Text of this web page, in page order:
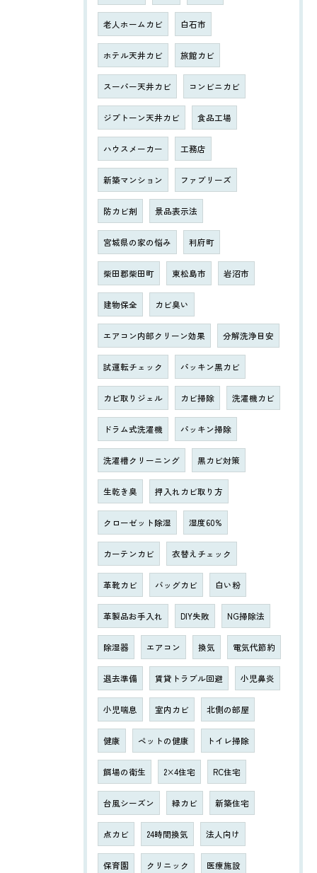
老人ホームカビ 白石市
ホテル天井カビ 旅館カビ
スーパー天井カビ コンビニカビ
ジプトーン天井カビ 食品工場
ハウスメーカー 工務店
新築マンション ファブリーズ
防カビ剤 景品表示法
宮城県の家の悩み 利府町
柴田郡柴田町 東松島市 岩沼市
建物保全 カビ臭い
エアコン内部クリーン効果 分解洗浄目安
試運転チェック パッキン黒カビ
カビ取りジェル カビ掃除 洗濯機カビ
ドラム式洗濯機 パッキン掃除
洗濯槽クリーニング 黒カビ対策
生乾き臭 押入れカビ取り方
クローゼット除湿 湿度60%
カーテンカビ 衣替えチェック
革靴カビ バッグカビ 白い粉
革製品お手入れ DIY失敗 NG掃除法
除湿器 エアコン 換気 電気代節約
退去準備 賃貸トラブル回避 小児鼻炎
小児喘息 室内カビ 北側の部屋
健康 ペットの健康 トイレ掃除
餌場の衛生 2×4住宅 RC住宅
台風シーズン 緑カビ 新築住宅
点カビ 24時間換気 法人向け
保育園 クリニック 医療施設